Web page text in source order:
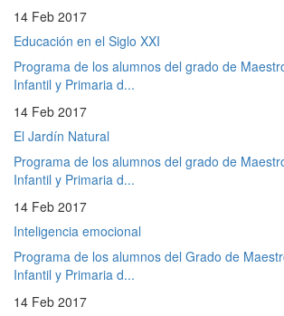
14 Feb 2017
Educación en el Siglo XXI
Programa de los alumnos del grado de
Infantil y Primaria d...
14 Feb 2017
El Jardín Natural
Programa de los alumnos del grado de
Infantil y Primaria d...
14 Feb 2017
Inteligencia emocional
Programa de los alumnos del Grado de
Infantil y Primaria d...
14 Feb 2017